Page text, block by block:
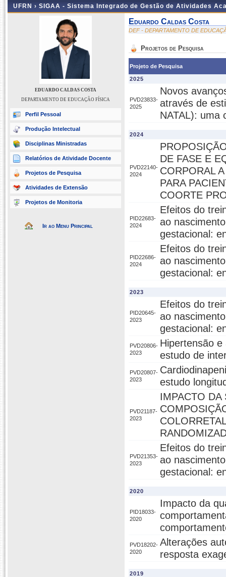
UFRN › SIGAA - Sistema Integrado de Gestão de Atividades
EDUARDO CALDAS COSTA
DEPARTAMENTO DE EDUCAÇÃO FÍSICA
Perfil Pessoal
Produção Intelectual
Disciplinas Ministradas
Relatórios de Atividade Docente
Projetos de Pesquisa
Atividades de Extensão
Projetos de Monitoria
Ir ao Menu Principal
Eduardo Caldas Costa
DEF - DEPARTAMENTO DE
Projetos de Pesquisa
Projeto de Pesquisa
2025
PVD23833-
2025
Novos
através de
NATAL): uma
2024
PVD22140-
2024
DE FASE E
CORPORAL
PARA
COORTE
PID22683-
2024
Efeitos do
ao
gestacional:
PID22686-
2024
Efeitos do
ao
gestacional:
2023
PID20645-
2023
Efeitos do
ao
gestacional:
PVD20806-
2023
Hipertensão
estudo de
PVD20807-
2023
estudo
PVD21187-
2023
IMPACTO DA
PVD21353-
2023
Efeitos do
ao
gestacional:
2020
PID18033-
2020
Impacto da
PVD18202-
2020
Alterações
resposta
2019